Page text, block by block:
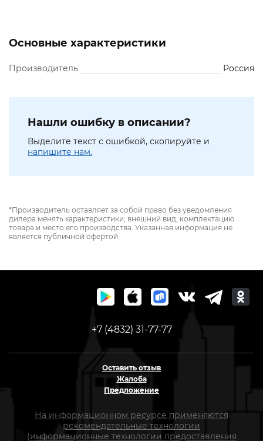
Основные характеристики
Производитель Россия
Нашли ошибку в описании?
Выделите текст с ошибкой, скопируйте и
напишите нам.
*Производитель оставляет за собой право без уведомления
дилера менять характеристики, внешний вид, комплектацию
товара и место его производства. Указанная информация не
является публичной офертой
+7 (4832) 31-77-77
Оставить отзыв
Жалоба
Предложение
На информационном ресурсе применяются
рекомендательные технологии
(информационные технологии предоставления